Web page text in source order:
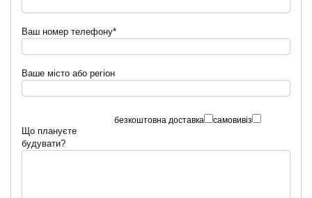
Ваш номер телефону*
Ваше місто або регіон
безкоштовна доставка самовивіз
Що плануєте
будувати?